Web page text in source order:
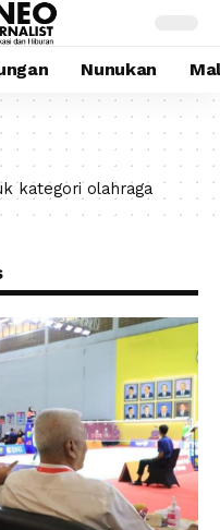
Nunukan
kategori olahraga